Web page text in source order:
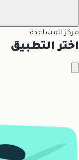
مركز المساعدة
اختر التطبيق